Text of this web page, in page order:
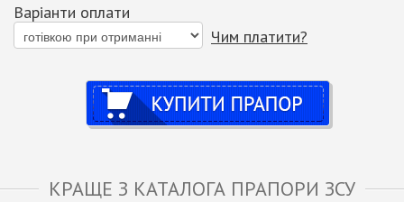
Варіанти оплати
Чим платити?
Купити
КРАЩЕ З КАТАЛОГА ПРАПОРИ ЗСУ